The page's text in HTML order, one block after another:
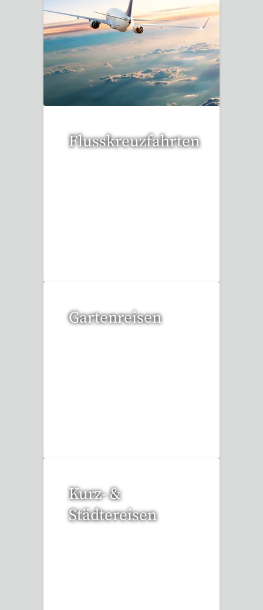
15 Reisen gefunden
Flusskreuzfahrten
Gartenreisen
Kurz- &
Städtereisen